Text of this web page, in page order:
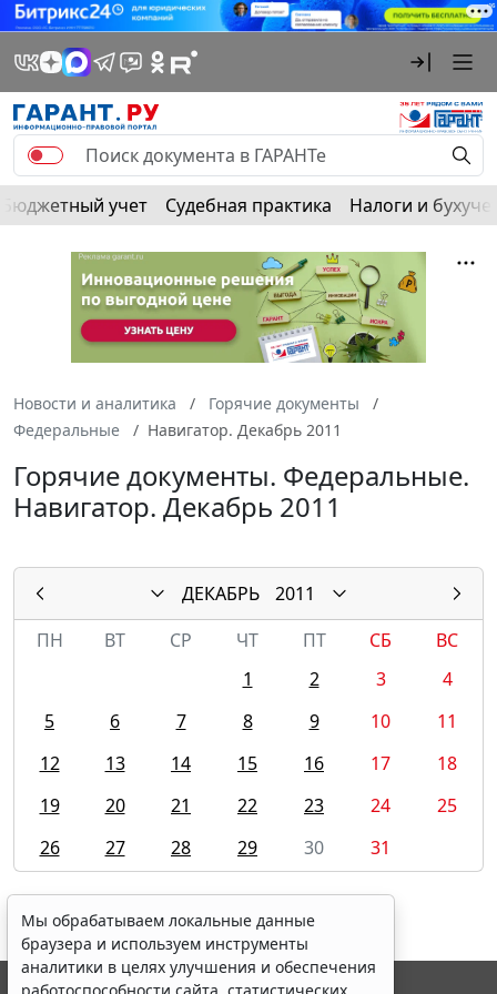
Бюджетный учет Судебная практика Налоги и
Новости и аналитика
Горячие документы
Федеральные
Навигатор. Декабрь 2011
Горячие документы. Федеральные.
Навигатор. Декабрь 2011
ДЕКАБРЬ
2011
ПН
ВТ СР ЧТ ПТ СБ
ВС
1
2 3
4
5
6 7 8 9 10
11
12
13 14 15 16 17
18
19
20 21 22 23 24
25
26
27 28 29 30 31
Мы обрабатываем локальные данные
браузера и используем инструменты
аналитики в целях улучшения и обеспечения